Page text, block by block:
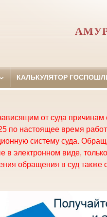
КАЛЬКУЛЯТОР
от суда
по настоящее время
систему суда.
в электронном виде,
обращения в суд также